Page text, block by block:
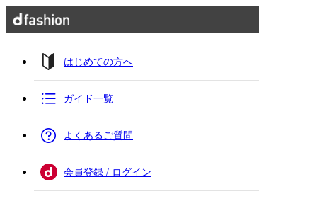
はじめての方へ
ガイド一覧
よくあるご質問
会員登録 / ログイン